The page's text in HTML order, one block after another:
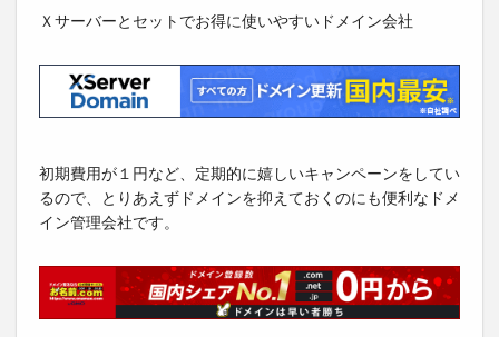
Ｘサーバーとセットでお得に使いやすいドメイン会社
初期費用が１円など、定期的に嬉しいキャンペーンをしてい
るので、とりあえずドメインを抑えておくのにも便利なドメ
イン管理会社です。